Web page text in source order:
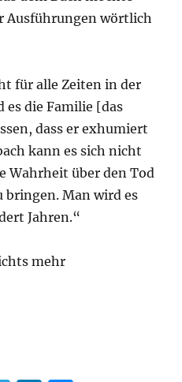
Ausführungen wörtlich
für alle Zeiten in der
es die Familie [das
dass er exhumiert
kann es sich nicht
Wahrheit über den Tod
bringen. Man wird es
Jahren.“
mehr